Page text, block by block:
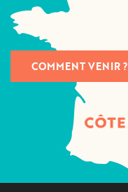
COMMENT VENIR ?